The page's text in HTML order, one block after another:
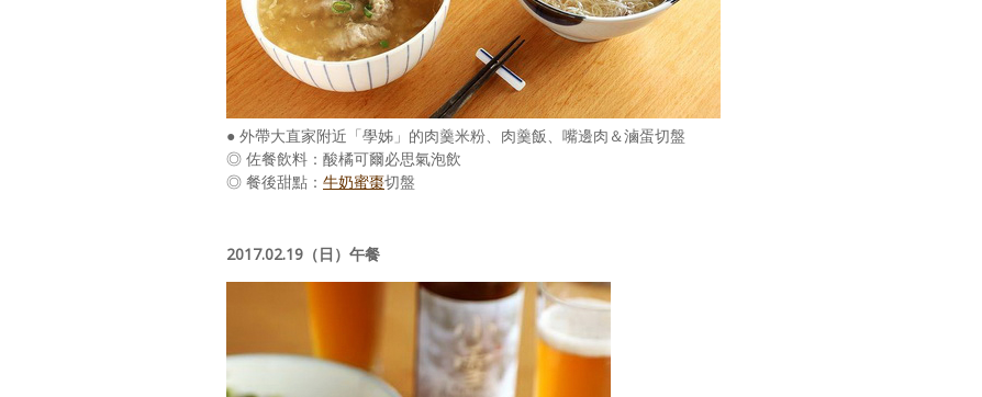
● 外帶大直家附近「學姊」的肉羹米粉、肉羹飯、嘴邊肉＆滷蛋切盤
◎ 佐餐飲料：酸橘可爾必思氣泡飲
◎ 餐後甜點： 牛奶蜜棗切盤
2017.02.19（日）午餐